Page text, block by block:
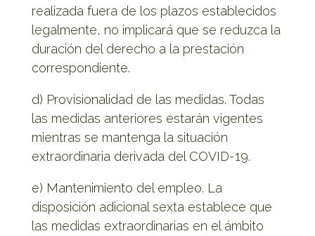
realizada fuera de los plazos establecidos
legalmente, no implicará que se reduzca la
duración del derecho a la prestación
correspondiente.
d) Provisionalidad de las medidas. Todas
las medidas anteriores estarán vigentes
mientras se mantenga la situación
extraordinaria derivada del COVID-19.
e) Mantenimiento del empleo. La
disposición adicional sexta establece que
las medidas extraordinarias en el ámbito